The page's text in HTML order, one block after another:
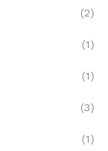
(2)
(1)
(1)
(3)
(1)